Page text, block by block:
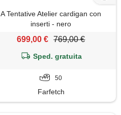
A Tentative Atelier cardigan con
inserti - nero
699,00 € 769,00 €
Sped. gratuita
50
Farfetch